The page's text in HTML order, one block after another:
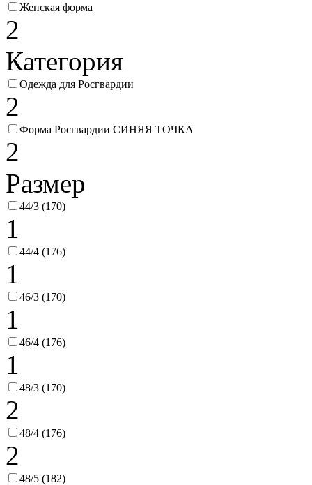
Женская форма
2
Категория
Одежда для Росгвардии
2
Форма Росгвардии СИНЯЯ ТОЧКА
2
Размер
44/3 (170)
1
44/4 (176)
1
46/3 (170)
1
46/4 (176)
1
48/3 (170)
2
48/4 (176)
2
48/5 (182)